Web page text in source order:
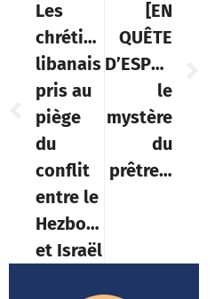
Les
chrétiens
libanais
pris au
piège
du
conflit
entre le
Hezbollah
et Israël
[EN
QUÊTE
le
mystère
du
prêtre…